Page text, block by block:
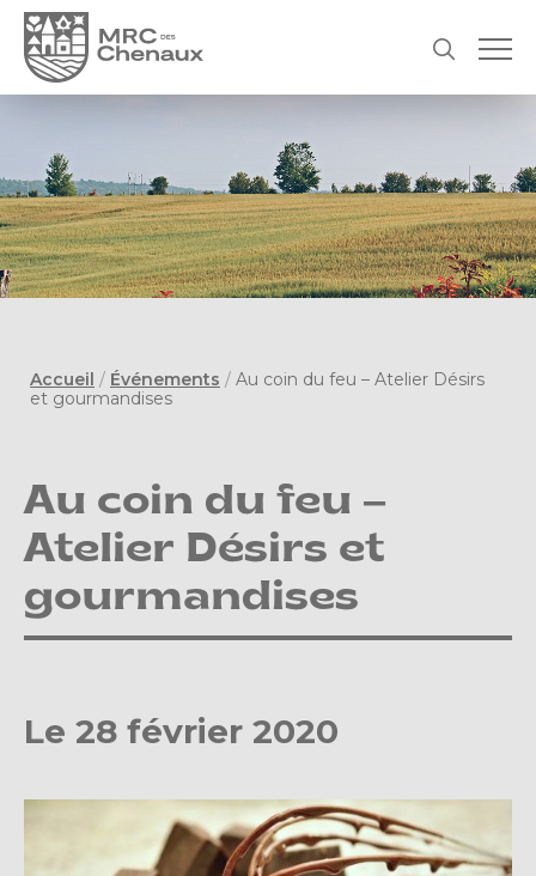
Accueil / Événements / Au coin du feu – Atelier Désirs
et gourmandises
Au coin du feu –
Atelier Désirs et
gourmandises
Le 28 février 2020